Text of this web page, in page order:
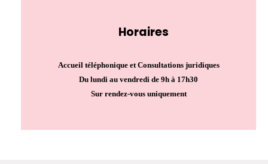
Horaires
Accueil téléphonique et Consultations juridiques
Du lundi au vendredi de 9h à 17h30
Sur rendez-vous uniquement